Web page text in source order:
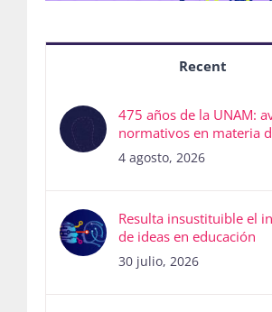
Recent
475 años de la UNAM:
normativos en materia
4 agosto, 2026
Resulta insustituible el
de ideas en educación
30 julio, 2026